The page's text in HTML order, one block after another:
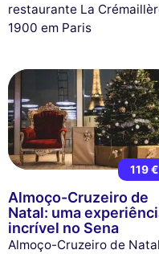
restaurante La
1900 em Paris
119 €
Almoço-Cruzeiro de
Natal: uma
incrível no Sena
Almoço-Cruzeiro de